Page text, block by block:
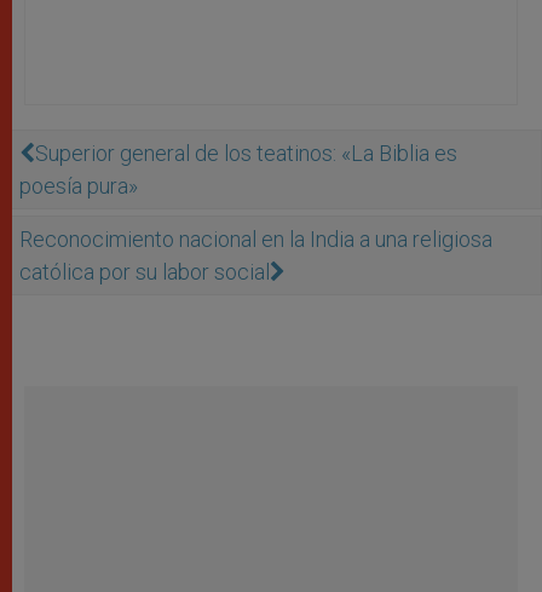
Superior general de los teatinos: «La Biblia es
poesía pura»
Reconocimiento nacional en la India a una religiosa
católica por su labor social